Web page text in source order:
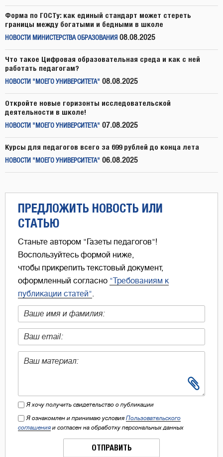
Форма по ГОСТу: как единый стандарт может стереть
границы между богатыми и бедными в школе
НОВОСТИ МИНИСТЕРСТВА ОБРАЗОВАНИЯ 08.08.2025
Что такое Цифровая образовательная среда и как с ней
работать педагогам?
НОВОСТИ "МОЕГО УНИВЕРСИТЕТА" 08.08.2025
Откройте новые горизонты исследовательской
деятельности в школе!
НОВОСТИ "МОЕГО УНИВЕРСИТЕТА" 07.08.2025
Курсы для педагогов всего за 699 рублей до конца лета
НОВОСТИ "МОЕГО УНИВЕРСИТЕТА" 06.08.2025
ПРЕДЛОЖИТЬ НОВОСТЬ ИЛИ
СТАТЬЮ
Станьте автором "Газеты педагогов"!
Воспользуйтесь формой ниже,
чтобы прикрепить текстовый документ,
оформленный согласно "Требованиям к
публикации статей"
Я хочу получить свидетельство о публикации
Я ознакомлен и принимаю условия Пользовательского
соглашения и согласен на обработку персональных данных
ОТПРАВИТЬ